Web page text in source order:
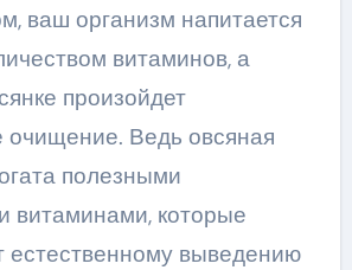
ваш организм напитается
витаминов, а
произойдет
Ведь овсяная
полезными
витаминами, которые
естественному выведению